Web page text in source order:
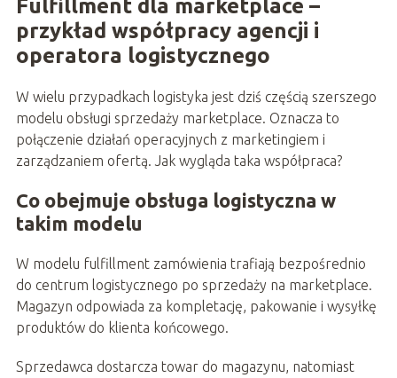
Fulfillment dla marketplace –
przykład współpracy agencji i
operatora logistycznego
W wielu przypadkach logistyka jest dziś częścią szerszego
modelu obsługi sprzedaży marketplace. Oznacza to
połączenie działań operacyjnych z marketingiem i
zarządzaniem ofertą. Jak wygląda taka współpraca?
Co obejmuje obsługa logistyczna w
takim modelu
W modelu fulfillment zamówienia trafiają bezpośrednio
do centrum logistycznego po sprzedaży na marketplace.
Magazyn odpowiada za kompletację, pakowanie i wysyłkę
produktów do klienta końcowego.
Sprzedawca dostarcza towar do magazynu, natomiast